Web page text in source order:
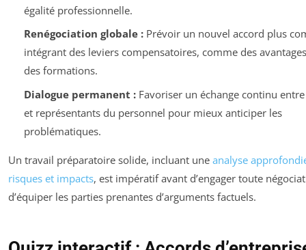
égalité professionnelle.
Renégociation globale :Prévoir un nouvel accord plus
intégrant des leviers compensatoires, comme des
des formations.
Dialogue permanent :Favoriser un échange continu
et représentants du personnel pour mieux anticiper les
problématiques.
Un travail préparatoire solide, incluant une analyse
risques et impacts, est impératif avant d’engager toute
d’équiper les parties prenantes d’arguments factuels.